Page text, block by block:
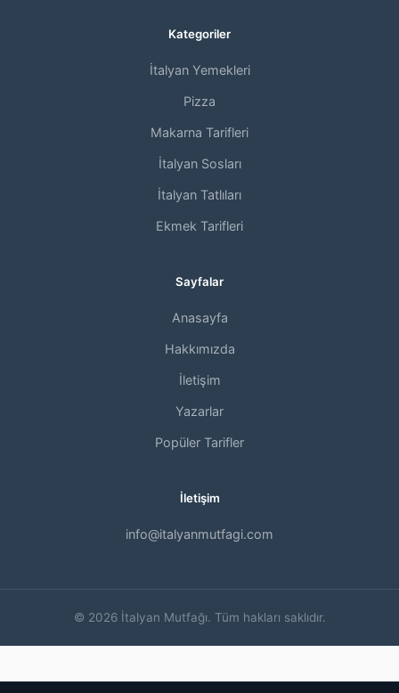
Kategoriler
İtalyan Yemekleri
Pizza
Makarna Tarifleri
İtalyan Sosları
İtalyan Tatlıları
Ekmek Tarifleri
Sayfalar
Anasayfa
Hakkımızda
İletişim
Yazarlar
Popüler Tarifler
İletişim
info@italyanmutfagi.com
© 2026 İtalyan Mutfağı. Tüm hakları saklıdır.